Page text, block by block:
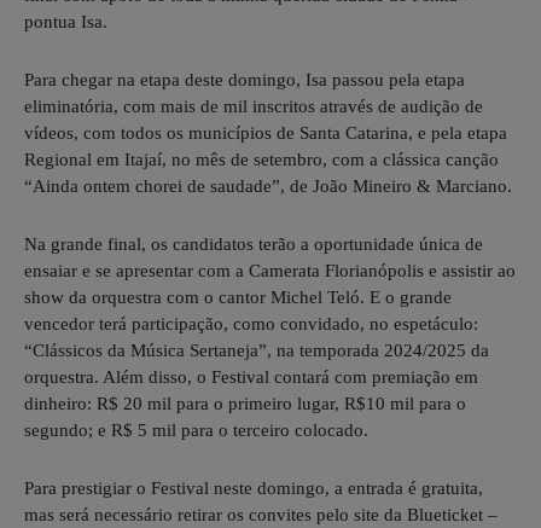
pontua Isa.
Para chegar na etapa deste domingo, Isa passou pela etapa
eliminatória, com mais de mil inscritos através de audição de
vídeos, com todos os municípios de Santa Catarina, e pela etapa
Regional em Itajaí, no mês de setembro, com a clássica canção
“Ainda ontem chorei de saudade”, de João Mineiro & Marciano.
Na grande final, os candidatos terão a oportunidade única de
ensaiar e se apresentar com a Camerata Florianópolis e assistir ao
show da orquestra com o cantor Michel Teló. E o grande
vencedor terá participação, como convidado, no espetáculo:
“Clássicos da Música Sertaneja”, na temporada 2024/2025 da
orquestra. Além disso, o Festival contará com premiação em
dinheiro: R$ 20 mil para o primeiro lugar, R$10 mil para o
segundo; e R$ 5 mil para o terceiro colocado.
Para prestigiar o Festival neste domingo, a entrada é gratuita,
mas será necessário retirar os convites pelo site da Blueticket –